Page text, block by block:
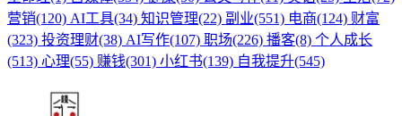
营销(120) AI工具(34) 知识管理(22) 副业(551) 电商(124) 财富
(323) 投资理财(38) AI写作(107) 职场(226) 播客(8) 个人成长
(513) 心理(55) 赚钱(301) 小红书(139) 自我提升(545)